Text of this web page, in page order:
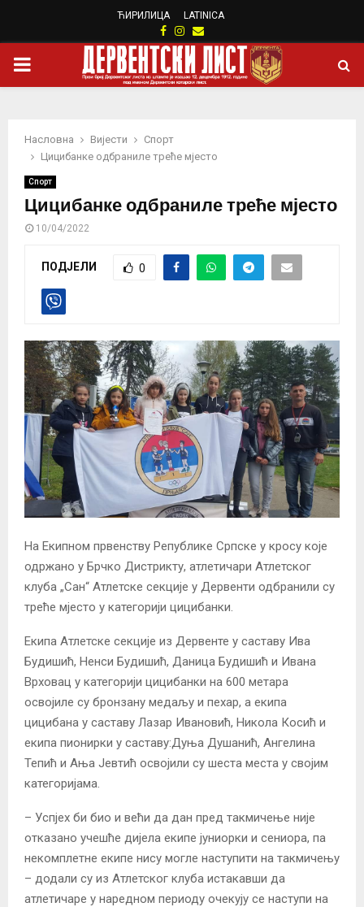
ЋИРИЛИЦА LATINICA
Facebook
Instagram
Email
PRIMARY
Насловна Вијести
Спорт
Цицибанке одбраниле треће мјесто
Спорт
Цицибанке одбраниле треће мјесто
10/04/2022
ПОДЈЕЛИ 0
На Екипном првенству Републике Српске у кросу које
одржано у Брчко Дистрикту, атлетичари Атлетског
клуба „Сан“ Атлетске секције у Дервенти одбранили су
треће мјесто у категорији цицибанки.
Екипа Атлетске секције из Дервенте у саставу Ива
Будишић, Ненси Будишић, Даница Будишић и Ивана
Врховац у категорији цицибанки на 600 метара
освојиле су бронзану медаљу и пехар, а екипа
цицибана у саставу Лазар Ивановић, Никола Косић и
екипа пионирки у саставу:Дуња Душанић, Ангелина
Тепић и Ања Јевтић освојили су шеста места у својим
категоријама.
– Успјех би био и већи да дан пред такмичење није
отказано учешће дијела екипе јуниорки и сениора, па
некомплетне екипе нису могле наступити на такмичењу
– додали су из Атлетског клуба истакавши да
атлетичаре у наредном периоду очекују се наступи на